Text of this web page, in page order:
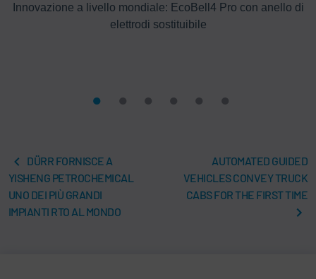
Innovazione a livello mondiale: EcoBell4 Pro con anello di
elettrodi sostituibile
DÜRR FORNISCE A
YISHENG PETROCHEMICAL
UNO DEI PIÙ GRANDI
IMPIANTI RTO AL MONDO
AUTOMATED GUIDED
VEHICLES CONVEY TRUCK
CABS FOR THE FIRST TIME